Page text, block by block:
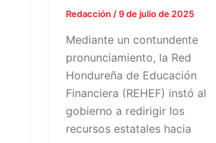
Redacción/9 de julio de 2025
Mediante un contundente
pronunciamiento, la Red
Hondureña de Educación
Financiera (REHEF) instó al
gobierno a redirigir los
recursos estatales hacia